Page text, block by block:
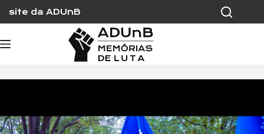
content
site da ADUnB